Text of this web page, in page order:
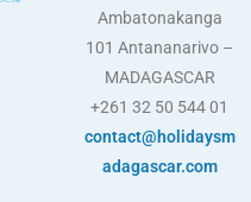
Ambatonakanga
101 Antananarivo –
MADAGASCAR
+261 32 50 544 01
contact@holidaysm
adagascar.com